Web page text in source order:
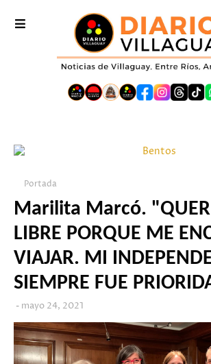
Portada
Marilita Marcó.
LIBRE PORQUE ME
VIAJAR. MI
SIEMPRE FUE
mayo 24, 2021